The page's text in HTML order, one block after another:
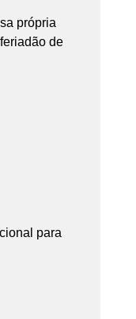
própria
de
para